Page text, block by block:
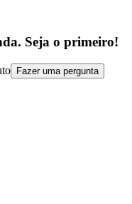
Seja o primeiro!
Fazer uma pergunta